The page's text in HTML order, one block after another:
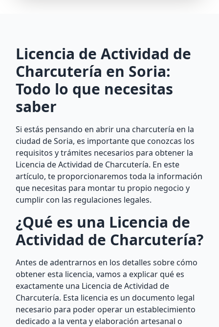
Licencia de Actividad de
Charcutería en Soria:
Todo lo que necesitas
saber
Si estás pensando en abrir una charcutería en la
ciudad de Soria, es importante que conozcas los
requisitos y trámites necesarios para obtener la
Licencia de Actividad de Charcutería. En este
artículo, te proporcionaremos toda la información
que necesitas para montar tu propio negocio y
cumplir con las regulaciones legales.
¿Qué es una Licencia de
Actividad de Charcutería?
Antes de adentrarnos en los detalles sobre cómo
obtener esta licencia, vamos a explicar qué es
exactamente una Licencia de Actividad de
Charcutería. Esta licencia es un documento legal
necesario para poder operar un establecimiento
dedicado a la venta y elaboración artesanal o